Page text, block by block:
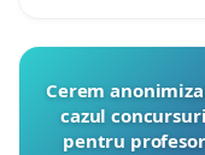
Cerem
cazul
pentru